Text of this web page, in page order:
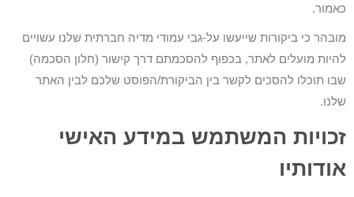
כאמור.
מובהר כי ביקורות שייעשו על-גבי עמודי מדיה חברתית שלנו עשויים
להיות מועלים לאתר, בכפוף להסכמתם דרך קישור (חלון הסכמה)
שבו תוכלו להסכים לקשר בין הביקורת/הפוסט שלכם לבין האתר
שלנו.
זכויות המשתמש במידע האישי
אודותיו